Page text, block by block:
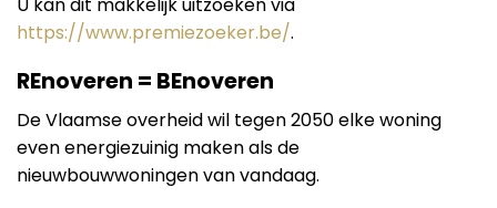
https://www.premiezoeker.be/.
REnoveren = BEnoveren
De Vlaamse overheid wil tegen 2050 elke woning
even energiezuinig maken als de
nieuwbouwwoningen van vandaag.